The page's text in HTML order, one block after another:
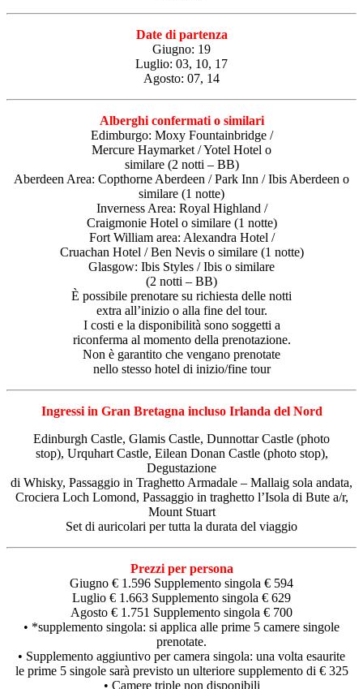
Date di partenza
Giugno: 19
Luglio: 03, 10, 17
Agosto: 07, 14
Alberghi confermati o similari
Edimburgo: Moxy Fountainbridge /
Mercure Haymarket / Yotel Hotel o
similare (2 notti – BB)
Aberdeen Area: Copthorne Aberdeen / Park Inn / Ibis Aberdeen o
similare (1 notte)
Inverness Area: Royal Highland /
Craigmonie Hotel o similare (1 notte)
Fort William area: Alexandra Hotel /
Cruachan Hotel / Ben Nevis o similare (1 notte)
Glasgow: Ibis Styles / Ibis o similare
(2 notti – BB)
È possibile prenotare su richiesta delle notti
extra all’inizio o alla fine del tour.
I costi e la disponibilità sono soggetti a
riconferma al momento della prenotazione.
Non è garantito che vengano prenotate
nello stesso hotel di inizio/fine tour
Ingressi in Gran Bretagna incluso Irlanda del Nord
Edinburgh Castle, Glamis Castle, Dunnottar Castle (photo
stop), Urquhart Castle, Eilean Donan Castle (photo stop),
Degustazione
di Whisky, Passaggio in Traghetto Armadale – Mallaig sola andata,
Crociera Loch Lomond, Passaggio in traghetto l’Isola di Bute a/r,
Mount Stuart
Set di auricolari per tutta la durata del viaggio
Prezzi per persona
Giugno € 1.596 Supplemento singola € 594
Luglio € 1.663 Supplemento singola € 629
Agosto € 1.751 Supplemento singola € 700
• *supplemento singola: si applica alle prime 5 camere singole
prenotate.
• Supplemento aggiuntivo per camera singola: una volta esaurite
le prime 5 singole sarà previsto un ulteriore supplemento di € 325
• Camere triple non disponibili